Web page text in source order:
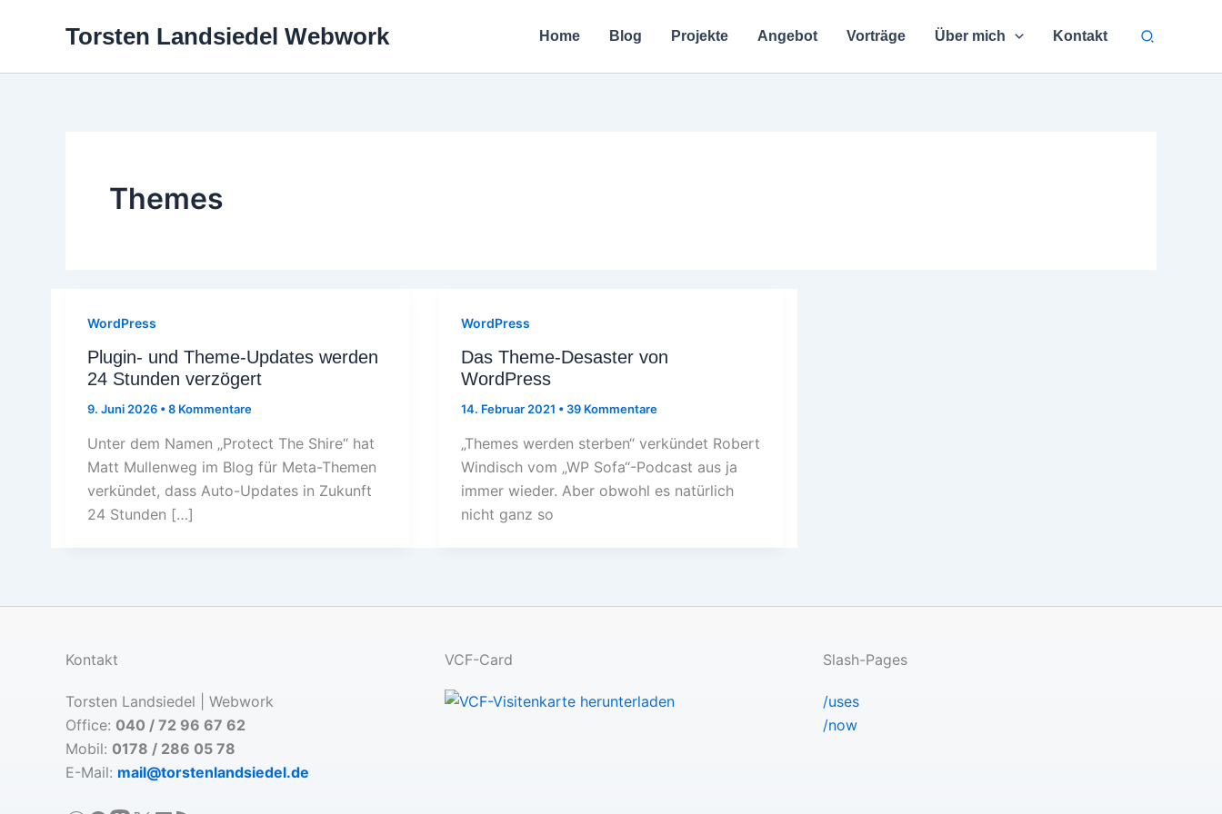
Torsten Landsiedel Webwork Home Blog Projekte Angebot Vorträge Über mich Kontakt Suchen
Themes
WordPress
Plugin- und Theme-Updates werden
24 Stunden verzögert
9. Juni 2026 •8 Kommentare
Unter dem Namen „Protect The Shire“ hat
Matt Mullenweg im Blog für Meta-Themen
verkündet, dass Auto-Updates in Zukunft
24 Stunden […]
WordPress
Das Theme-Desaster von
WordPress
14. Februar 2021 • 39 Kommentare
„Themes werden sterben“ verkündet Robert
Windisch vom „WP Sofa“-Podcast aus ja
immer wieder. Aber obwohl es natürlich
nicht ganz so
Kontakt
Torsten Landsiedel | Webwork
Office: 040 / 72 96 67 62
Mobil: 0178 / 286 05 78
E-Mail: mail@torstenlandsiedel.de
VCF-Card Slash-Pages
/uses
/now